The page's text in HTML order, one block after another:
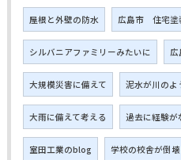
屋根と外壁の防水 広島市 住宅塗
シルバニアファミリーみたいに
大規模災害に備えて 泥水が川のよ
大雨に備えて考える 過去に経験
室田工業のblog 学校の校舎が倒